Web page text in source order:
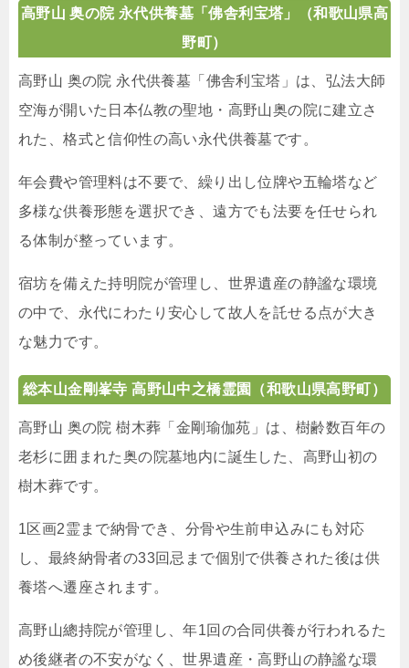
高野山 奥の院 永代供養墓「佛舎利宝塔」
（和歌山県高
野町）
高野山 奥の院 永代供養墓「佛舎利宝塔」は、弘法大師
空海が開いた日本仏教の聖地・高野山奥の院に建立さ
れた、格式と信仰性の高い永代供養墓です。
年会費や管理料は不要で、繰り出し位牌や五輪塔など
多様な供養形態を選択でき、遠方でも法要を任せられ
る体制が整っています。
宿坊を備えた持明院が管理し、世界遺産の静謐な環境
の中で、永代にわたり安心して故人を託せる点が大き
な魅力です。
総本山金剛峯寺 高野山中之橋霊園 （和歌山県高野町）
高野山 奥の院 樹木葬「金剛瑜伽苑」は、樹齢数百年の
老杉に囲まれた奥の院墓地内に誕生した、高野山初の
樹木葬です。
1区画2霊まで納骨でき、分骨や生前申込みにも対応
し、最終納骨者の33回忌まで個別で供養された後は供
養塔へ遷座されます。
高野山總持院が管理し、年1回の合同供養が行われるた
め後継者の不安がなく、世界遺産・高野山の静謐な環